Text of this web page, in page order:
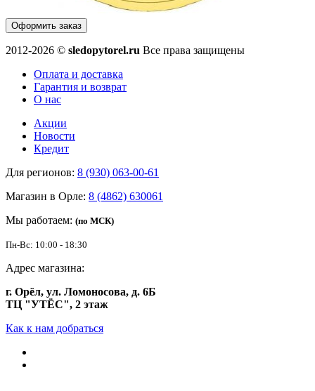
Оформить заказ
2012-2026 © sledopytorel.ru Все права защищены
Оплата и доставка
Гарантия и возврат
О нас
Акции
Новости
Кредит
Для регионов: 8 (930) 063-00-61
Магазин в Орле: 8 (4862) 630061
Мы работаем: (по МСК)
Пн-Вс: 10:00 - 18:30
Адрес магазина:
г. Орёл, ул. Ломоносова, д. 6Б
ТЦ "УТЁС", 2 этаж
Как к нам добраться